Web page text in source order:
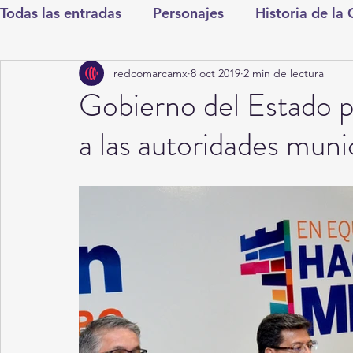
Todas las entradas Personajes Historia de la
Deportes Salud Entretenimiento
Round Cero Columnistas CDMX
Durango Titulares en Inicio Coahuila
Santa Aurelia de los Vientos San Pedro
Gobierno del Estado
a las autoridades
redcomarcamx 8 oct 2019 2 min de lectura